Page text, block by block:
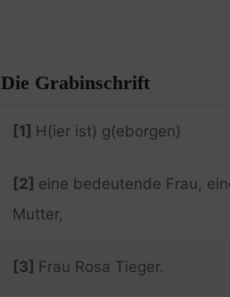
Die Grabinschrift
[1] H(ier ist) g(eborgen)
[2] eine bedeutende Frau,
Mutter,
[3] Frau Rosa Tieger.